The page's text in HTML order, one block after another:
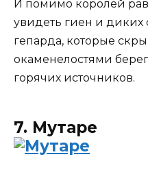
И помимо королей
увидеть гиен и диких
гепарда, которые
окаменелостями
горячих источников.
7. Мутаре